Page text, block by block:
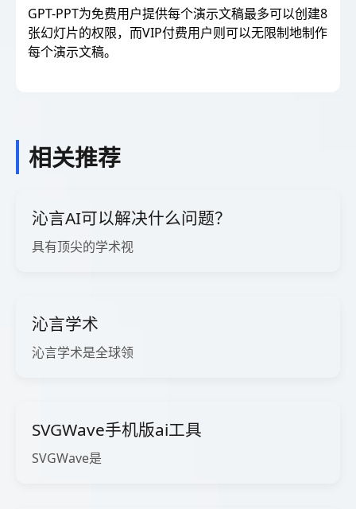
GPT-PPT为免费用户提供每个演示文稿最多可以创建8
张幻灯片的权限，而VIP付费用户则可以无限制地制作
每个演示文稿。
相关推荐
沁言AI可以解决什么问题？
具有顶尖的学术视
沁言学术
沁言学术是全球领
SVGWave手机版ai工具
SVGWave是